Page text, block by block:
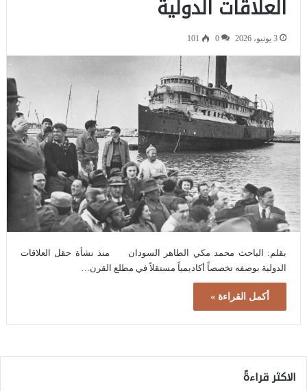
العلاقات الدولية
3 يونيو، 2026 0
101
بقلم: الباحث محمد مكي الطاهر السودان منذ نشأة حقل العلاقات
الدولية بوصفه تخصصاً أكاديمياً مستقلاً في مطلع القرن…
أكمل القراءة »
الاكثر قراءةً